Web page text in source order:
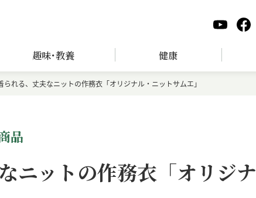
趣味･教養 健康
られる、丈夫なニットの作務衣「オリジナル・ニットサムエ」
品
ニットの作務衣「オリジナ